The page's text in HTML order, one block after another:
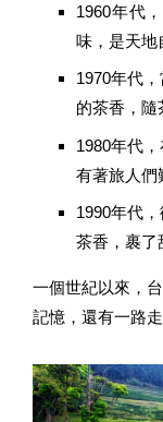
1960年代
味，是天地
1970年代
的茶香，隨
1980年代
有著旅人們
1990年代
茶香，裹了
一個世紀以來，
記憶，還有一路走